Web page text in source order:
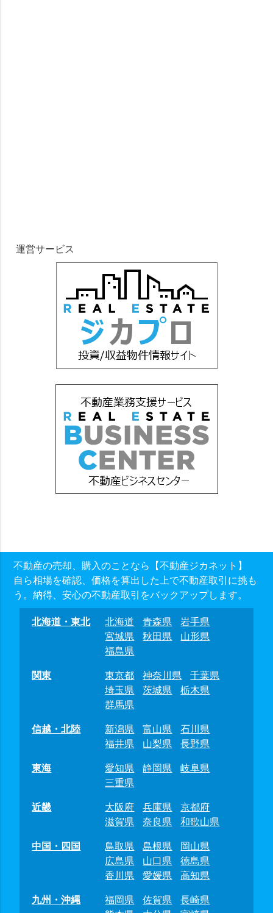
運営サービス
不動産の売却、購入のことなら【不動産ジカネット】
自ら相場を確認、価格を算出した上で不動産取引に挑も
う。納得、安心の不動産取引をバックアップします。
北海道・東北 北海道 青森県
岩手県
宮城県
秋田県
山形県
福島県
関東
東京都 神奈川県
千葉県
埼玉県
茨城県
栃木県
群馬県
信越・北陸
新潟県 富山県
石川県
福井県
山梨県
長野県
東海
愛知県 静岡県
岐阜県
三重県
近畿
大阪府 兵庫県
京都府
滋賀県
奈良県
和歌山県
中国・四国
鳥取県 島根県
岡山県
広島県
山口県
徳島県
香川県
愛媛県
高知県
九州・沖縄
福岡県 佐賀県
長崎県